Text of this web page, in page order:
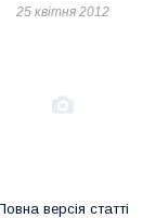
25 квітня 2012
версія статті